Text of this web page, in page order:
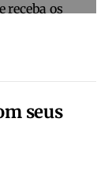
receba os
seus